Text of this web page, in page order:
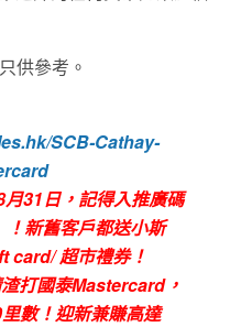
供參考。
SCB-Cathay-
月31日，記得入推廣碼
！新舊客戶都送小斯
card/ 超市禮券！
打國泰Mastercard，
數！迎新兼賺高達